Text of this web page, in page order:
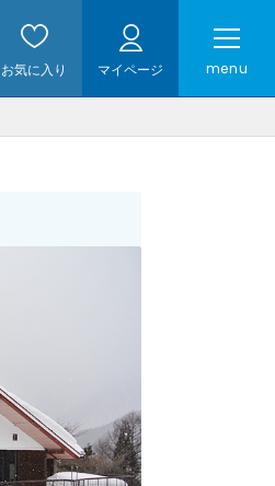
お気に入り マイページ menu